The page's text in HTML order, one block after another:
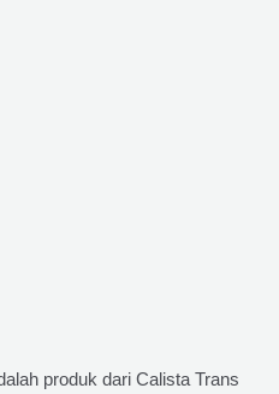
produk dari Calista Trans